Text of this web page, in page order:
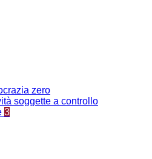
zero
soggette a controllo
3